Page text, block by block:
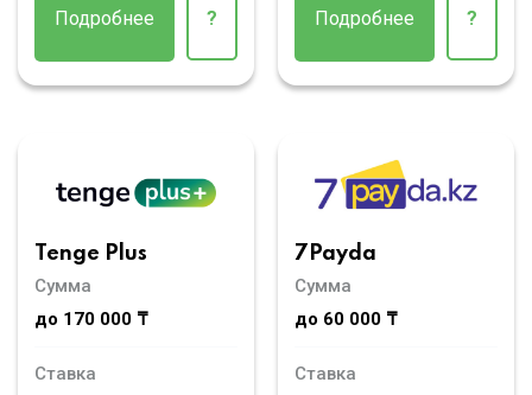
Подробнее ? Подробнее ?
Tenge Plus
Сумма
до 170 000 ₸
Ставка
7Payda
Сумма
до 60 000 ₸
Ставка